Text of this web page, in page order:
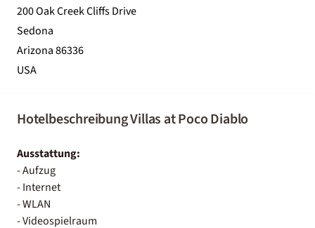
200 Oak Creek Cliffs Drive
Sedona
Arizona 86336
USA
Hotelbeschreibung Villas at Poco Diablo
Ausstattung:
- Aufzug
- Internet
- WLAN
- Videospielraum